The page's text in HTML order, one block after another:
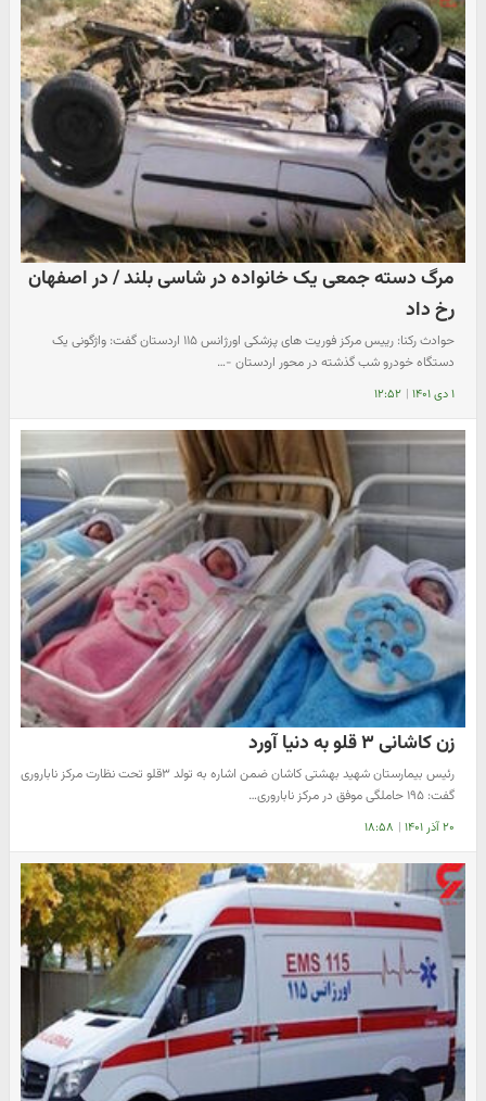
مرگ دسته جمعی یک خانواده در شاسی بلند / در اصفهان
رخ داد
حوادث رکنا: رییس مرکز فوریت های پزشکی اورژانس ۱۱۵ اردستان گفت: واژگونی یک
دستگاه خودرو شب گذشته در محور اردستان -…
۱ دی ۱۴۰۱ | ۱۲:۵۲
زن کاشانی ۳ قلو به دنیا آورد
رئیس بیمارستان شهید بهشتی کاشان ضمن اشاره به تولد ۳قلو تحت نظارت مرکز ناباروری
گفت: ۱۹۵ حاملگی موفق در مرکز ناباروری…
۲۰ آذر ۱۴۰۱ | ۱۸:۵۸